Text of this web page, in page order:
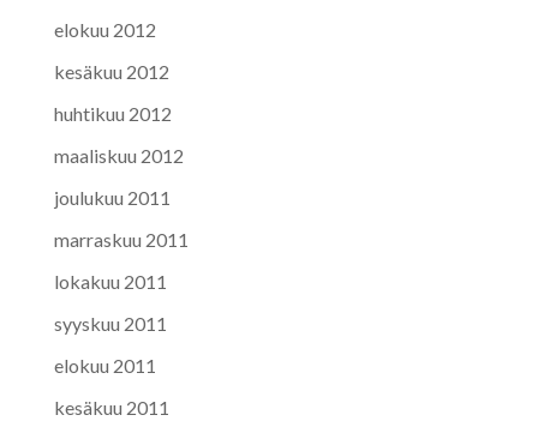
elokuu 2012
kesäkuu 2012
huhtikuu 2012
maaliskuu 2012
joulukuu 2011
marraskuu 2011
lokakuu 2011
syyskuu 2011
elokuu 2011
kesäkuu 2011